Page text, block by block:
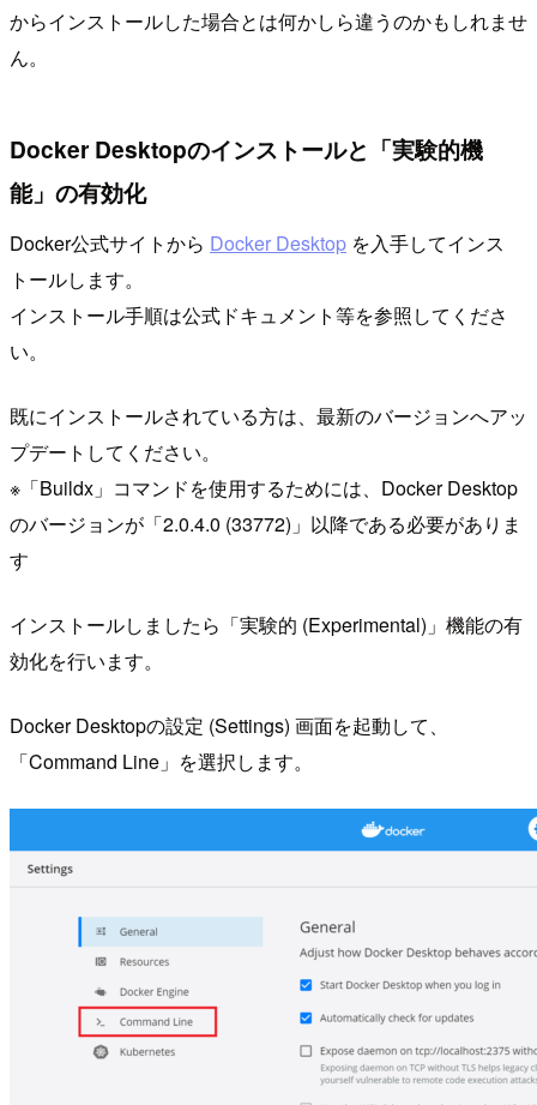
からインストールした場合とは何かしら違うのかもしれませ
ん。
Docker Desktopのインストールと「実験的機
能」の有効化
Docker公式サイトから Docker Desktop を入手してインス
トールします。
インストール手順は公式ドキュメント等を参照してくださ
い。
既にインストールされている方は、最新のバージョンへアッ
プデートしてください。
※「Buildx」コマンドを使用するためには、Docker Desktop
のバージョンが「2.0.4.0 (33772)」以降である必要がありま
す
インストールしましたら「実験的 (Experimental)」機能の有
効化を行います。
Docker Desktopの設定 (Settings) 画面を起動して、
「Command Line」を選択します。